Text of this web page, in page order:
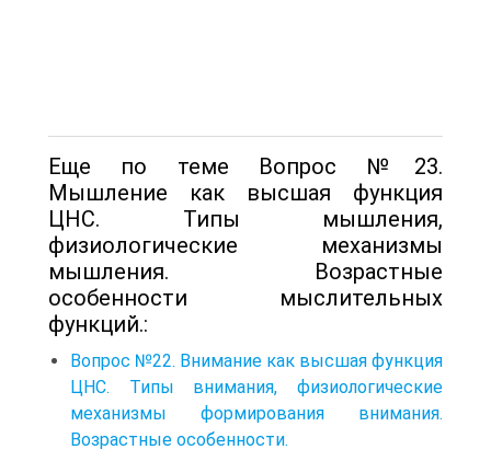
Еще по теме Вопрос №23.
Мышление как высшая функция
ЦНС. Типы мышления,
физиологические механизмы
мышления. Возрастные
особенности мыслительных
функций.:
Вопрос №22. Внимание как высшая функция
ЦНС. Типы внимания, физиологические
механизмы формирования внимания.
Возрастные особенности.